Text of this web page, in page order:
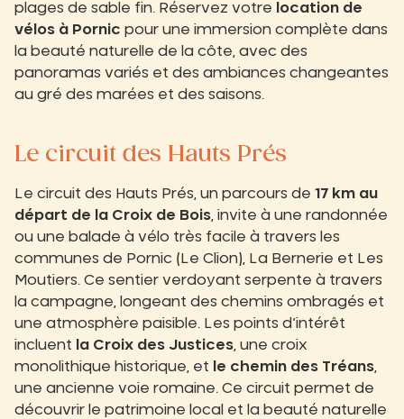
plages de sable fin. Réservez votre
location de
vélos à Pornic pour une immersion complète dans
la beauté naturelle de la côte, avec des
panoramas variés et des ambiances changeantes
au gré des marées et des saisons.
Le circuit des Hauts Prés
Le circuit des Hauts Prés, un parcours de 17 km au
départ de la Croix de Bois, invite à une randonnée
ou une balade à vélo très facile à travers les
communes de Pornic (Le Clion), La Bernerie et Les
Moutiers. Ce sentier verdoyant serpente à travers
la campagne, longeant des chemins ombragés et
une atmosphère paisible. Les points d’intérêt
incluent
la Croix des Justices, une croix
monolithique historique, et
le chemin des Tréans,
une ancienne voie romaine. Ce circuit permet de
découvrir le patrimoine local et la beauté naturelle